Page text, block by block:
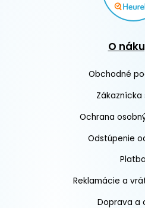
O
Obchodné
Zákaznícka
Ochrana
Odstúpenie
Platba
Reklamácie a
Doprava a